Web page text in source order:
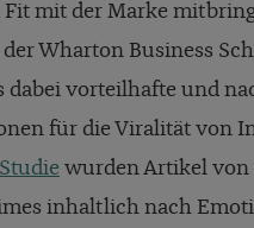
Fit mit der Marke
Wharton Business
dabei vorteilhafte und
für die Viralität von
Studie wurden Artikel von
inhaltlich nach